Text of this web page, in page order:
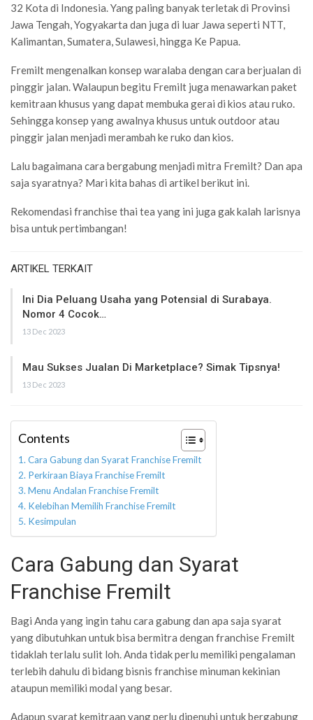
32 Kota di Indonesia. Yang paling banyak terletak di Provinsi
Jawa Tengah, Yogyakarta dan juga di luar Jawa seperti NTT,
Kalimantan, Sumatera, Sulawesi, hingga Ke Papua.
Fremilt mengenalkan konsep waralaba dengan cara berjualan di
pinggir jalan. Walaupun begitu Fremilt juga menawarkan paket
kemitraan khusus yang dapat membuka gerai di kios atau ruko.
Sehingga konsep yang awalnya khusus untuk outdoor atau
pinggir jalan menjadi merambah ke ruko dan kios.
Lalu bagaimana cara bergabung menjadi mitra Fremilt? Dan apa
saja syaratnya? Mari kita bahas di artikel berikut ini.
Rekomendasi franchise thai tea yang ini juga gak kalah larisnya
bisa untuk pertimbangan!
ARTIKEL TERKAIT
Ini Dia Peluang Usaha yang Potensial di Surabaya.
Nomor 4 Cocok…
13 Dec 2023
Mau Sukses Jualan Di Marketplace? Simak Tipsnya!
13 Dec 2023
Contents
Cara Gabung dan Syarat Franchise Fremilt
Perkiraan Biaya Franchise Fremilt
Menu Andalan Franchise Fremilt
Kelebihan Memilih Franchise Fremilt
Kesimpulan
Cara Gabung dan Syarat
Franchise Fremilt
Bagi Anda yang ingin tahu cara gabung dan apa saja syarat
yang dibutuhkan untuk bisa bermitra dengan franchise Fremilt
tidaklah terlalu sulit loh. Anda tidak perlu memiliki pengalaman
terlebih dahulu di bidang bisnis franchise minuman kekinian
ataupun memiliki modal yang besar.
Adapun syarat kemitraan yang perlu dipenuhi untuk bergabung